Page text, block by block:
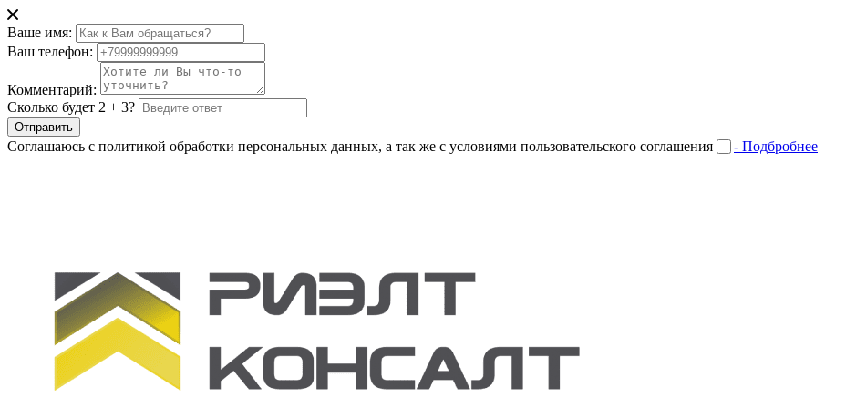
Ваше имя:
Ваш телефон:
Комментарий:
Сколько будет 2 + 3?
Отправить
Соглашаюсь с политикой обработки персональных данных, а так же с условиями пользовательского соглашения - Подбробнее